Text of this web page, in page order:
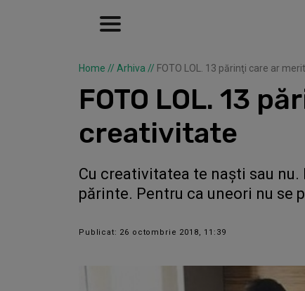
Home // Arhiva // FOTO LOL. 13 părinţi care ar
FOTO LOL. 13
creativitate
Cu creativitatea te naşti sau
părinte. Pentru ca uneori nu se
Publicat: 26 octombrie 2018, 11:39